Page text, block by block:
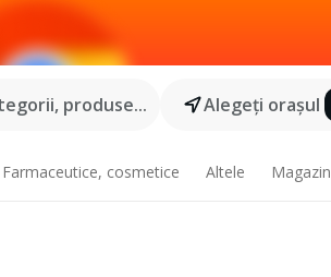
produse...
Alegeţi oraşul
Farmaceutice, cosmetice Altele Magazin